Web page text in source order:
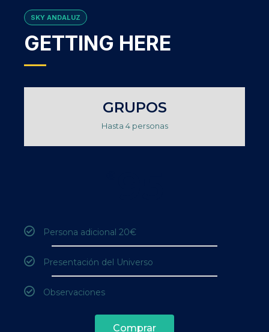
SKY ANDALUZ
GETTING HERE
GRUPOS
Hasta 4 personas
Persona adicional 20€
Presentación del Universo
Observaciones
Comprar